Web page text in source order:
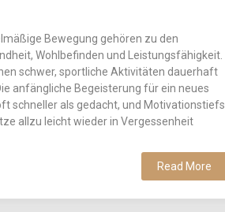
Bewegung gehören zu den
Wohlbefinden und Leistungsfähigkeit.
schwer, sportliche Aktivitäten dauerhaft
anfängliche Begeisterung für ein neues
schneller als gedacht, und Motivationstiefs
allzu leicht wieder in Vergessenheit
Read More